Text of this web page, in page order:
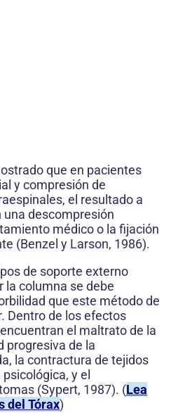
que en pacientes
y compresión de
el resultado a
una descompresión
médico o la fijación
(Benzel y Larson, 1986).
de soporte externo
la columna se debe
que este método de
Dentro de los efectos
el maltrato de la
progresiva de la
la contractura de tejidos
y el
(Sypert, 1987). (Lea
del Tórax)